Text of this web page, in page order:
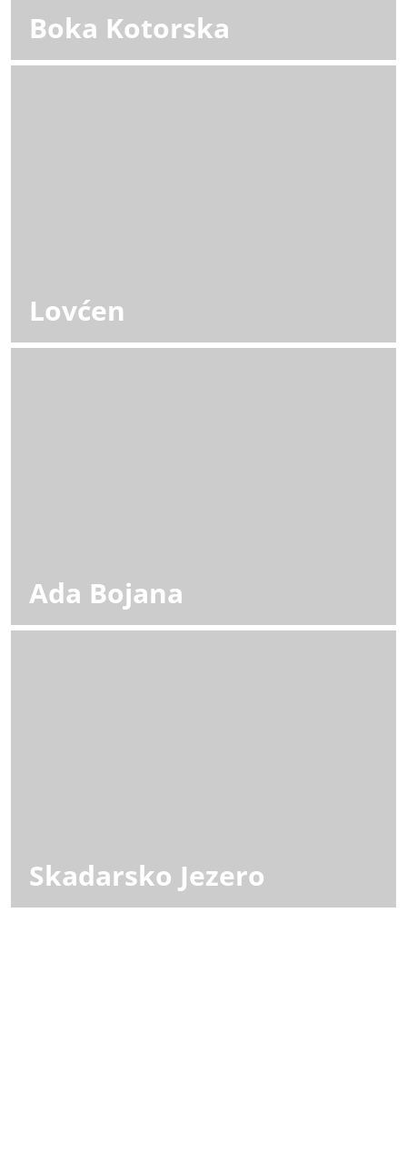
Boka Kotorska
Lovćen
Ada Bojana
Skadarsko Jezero